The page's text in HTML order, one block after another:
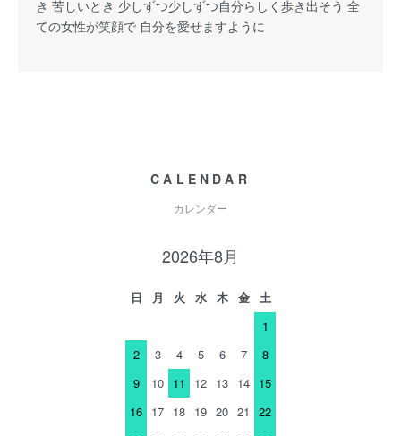
き 苦しいとき 少しずつ少しずつ自分らしく歩き出そう 全
ての女性が笑顔で 自分を愛せますように
CALENDAR
カレンダー
2026年8月
日 月 火 水 木 金
土
1
2
3 4 5 6 7
8
9
10 11 12 13 14 15
16 17 18 19 20 21
22